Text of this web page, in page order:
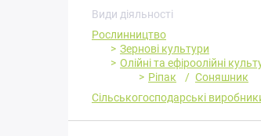
Види діяльності
Рослинництво
Зернові культури
Олійні та ефіроолійні
Ріпак
Соняшник
Сільськогосподарські